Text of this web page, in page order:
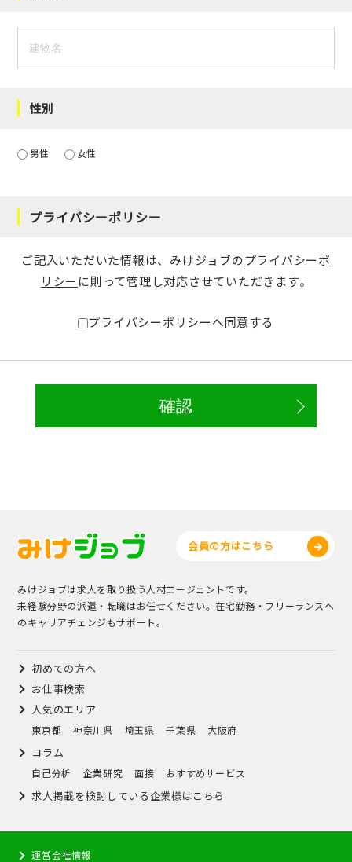
性別
男性 女性
プライバシーポリシー
ご記入いただいた情報は、みけジョブのプライバシーポ
リシー に則って管理し対応させていただきます。
プライバシーポリシーへ同意する
会員の方はこちら
みけジョブは求人を取り扱う人材エージェントです。
未経験分野の派遣・転職はお任せください。在宅勤務・フリーランスへ
のキャリアチェンジもサポート。
初めての方へ
お仕事検索
人気のエリア
東京都 神奈川県 埼玉県 千葉県 大阪府
コラム
自己分析 企業研究 面接 おすすめサービス
求人掲載を検討している企業様はこちら
運営会社情報